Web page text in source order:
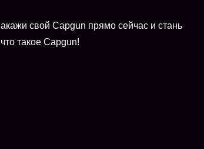
свой Capgun прямо сейчас и стань
такое Capgun!